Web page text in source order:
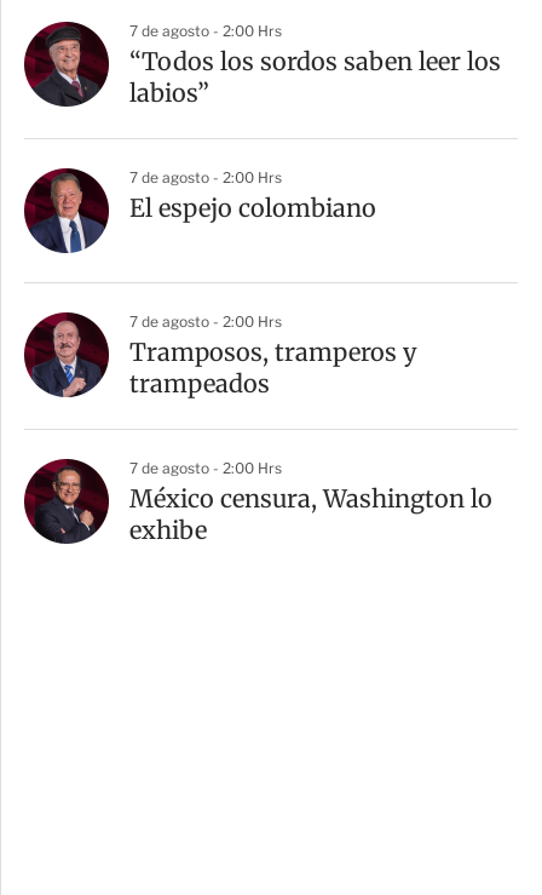
7 de agosto - 2:00 Hrs
“Todos los sordos saben leer los
labios”
7 de agosto - 2:00 Hrs
El espejo colombiano
7 de agosto - 2:00 Hrs
Tramposos, tramperos y
trampeados
7 de agosto - 2:00 Hrs
México censura, Washington lo
exhibe